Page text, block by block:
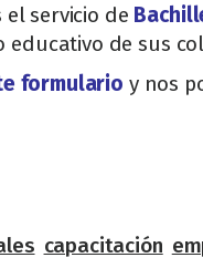
servicio de
de sus
formulario y nos
capacitación